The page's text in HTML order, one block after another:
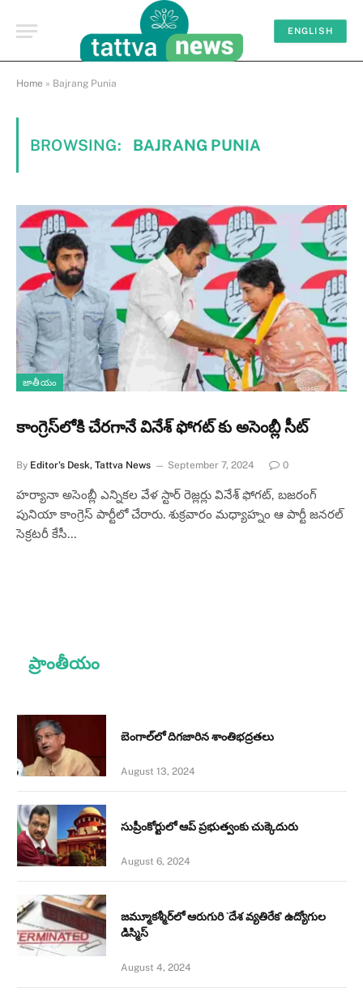
ENGLISH
Home » Bajrang Punia
BROWSING: BAJRANG PUNIA
జాతీయం
కాంగ్రెస్‌లోకి చేరగానే వినేశ్‌ ఫోగట్‌ కు అసెంబ్లీ సీట్
By Editor's Desk, Tattva News September 7, 2024 0
హర్యానా అసెంబ్లీ ఎన్నికల వేళ స్టార్‌ రెజ్లర్లు వినేశ్‌ ఫోగట్, బజరంగ్‌
పునియా కాంగ్రెస్‌ పార్టీలో చేరారు. శుక్రవారం మధ్యాహ్నం ఆ పార్టీ జనరల్‌
సెక్రటరీ కేసీ…
ప్రాంతీయం
బెంగాల్‌లో దిగజారిన శాంతిభద్రతలు
August 13, 2024
సుప్రీంకోర్టులో ఆప్ ప్రభుత్వంకు చుక్కెదురు
August 6, 2024
జమ్మూకశ్మీర్‌లో ఆరుగురి `దేశ వ్యతిరేక’ ఉద్యోగుల
డిస్మిస్‌
August 4, 2024